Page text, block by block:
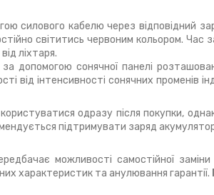
силового кабелю через відповідний
світитись червоним кольором. Час
ліхтаря.
допомогою сонячної панелі
від інтенсивності сонячних променів
одразу після покупки,
підтримувати заряд
можливості самостійної
характеристик та анулювання гарантії.